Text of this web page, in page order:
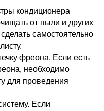
кондиционера
от пыли и других
самостоятельно
фреона. Если есть
необходимо
для проведения
Если